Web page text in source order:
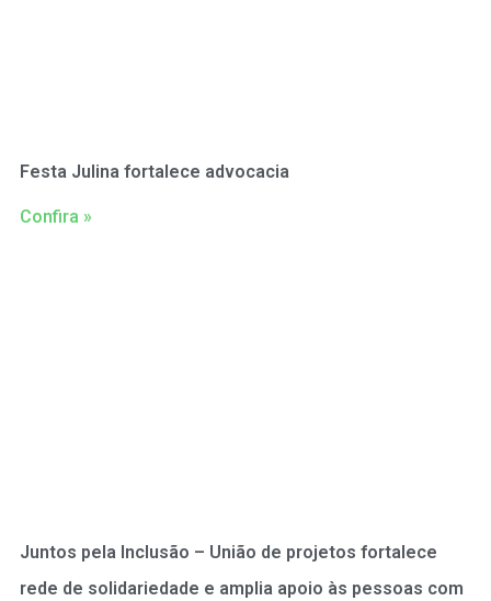
Festa Julina fortalece advocacia
Confira »
Juntos pela Inclusão – União de projetos fortalece
rede de solidariedade e amplia apoio às pessoas com